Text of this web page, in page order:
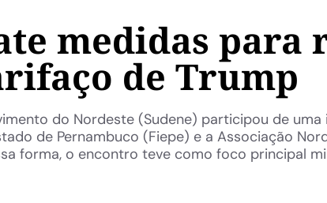
medidas para
de Trump
do Nordeste (Sudene) participou de
de Pernambuco (Fiepe) e a Associação
forma, o encontro teve como foco principal